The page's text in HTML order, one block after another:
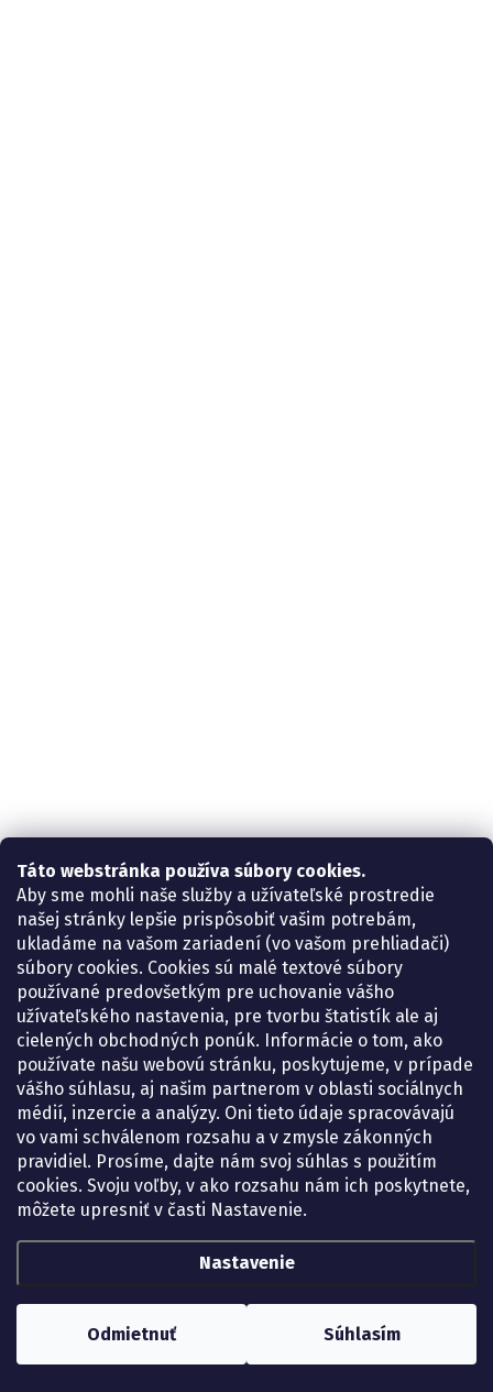
Táto webstránka používa súbory cookies.
Aby sme mohli naše služby a užívateľské prostredie
našej stránky lepšie prispôsobiť vašim potrebám,
ukladáme na vašom zariadení (vo vašom prehliadači)
súbory cookies. Cookies sú malé textové súbory
používané predovšetkým pre uchovanie vášho
užívateľského nastavenia, pre tvorbu štatistík ale aj
cielených obchodných ponúk. Informácie o tom, ako
používate našu webovú stránku, poskytujeme, v prípade
vášho súhlasu, aj našim partnerom v oblasti sociálnych
médií, inzercie a analýzy. Oni tieto údaje spracovávajú
vo vami schválenom rozsahu a v zmysle zákonných
pravidiel. Prosíme, dajte nám svoj súhlas s použitím
cookies. Svoju voľby, v ako rozsahu nám ich poskytnete,
môžete upresniť v časti Nastavenie.
Nastavenie
Odmietnuť Súhlasím